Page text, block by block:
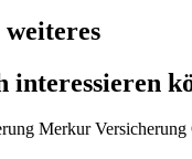
interessieren